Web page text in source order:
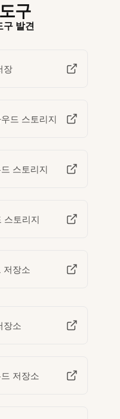
구
구 발견
장
드 스토리지
스토리지
스토리지
저장소
장소
저장소